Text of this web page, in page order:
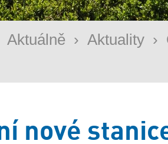
Aktuálně › Aktuality ›
nové